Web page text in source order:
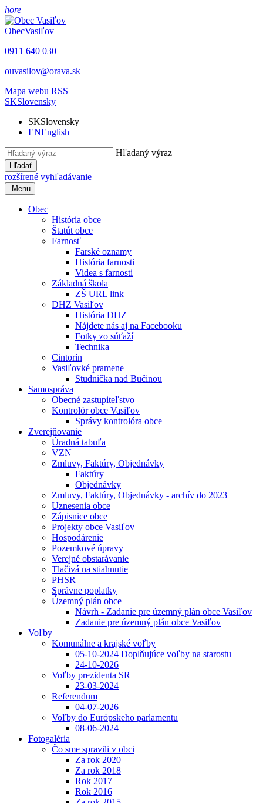
hore
ObecVasiľov
0911 640 030
ouvasilov@orava.sk
Mapa webu RSS
SKSlovensky
SKSlovensky
ENEnglish
Hľadaný výraz
Hľadať
rozšírené vyhľadávanie
Menu
Obec
História obce
Štatút obce
Farnosť
Farské oznamy
História farnosti
Videa s farnosti
Základná škola
ZŠ URL link
DHZ Vasiľov
História DHZ
Nájdete nás aj na Facebooku
Fotky zo súťaží
Technika
Cintorín
Vasiľovké pramene
Studnička nad Bučinou
Samospráva
Obecné zastupiteľstvo
Kontrolór obce Vasiľov
Správy kontrolóra obce
Zverejňovanie
Úradná tabuľa
VZN
Zmluvy, Faktúry, Objednávky
Faktúry
Objednávky
Zmluvy, Faktúry, Objednávky - archív do 2023
Uznesenia obce
Zápisnice obce
Projekty obce Vasiľov
Hospodárenie
Pozemkové úpravy
Verejné obstarávanie
Tlačivá na stiahnutie
PHSR
Správne poplatky
Územný plán obce
Návrh - Zadanie pre územný plán obce Vasiľov
Zadanie pre územný plán obce Vasiľov
Voľby
Komunálne a krajské voľby
05-10-2024 Doplňujúce voľby na starostu
24-10-2026
Voľby prezidenta SR
23-03-2024
Referendum
04-07-2026
Voľby do Európskeho parlamentu
08-06-2024
Fotogaléria
Čo sme spravili v obci
Za rok 2020
Za rok 2018
Rok 2017
Rok 2016